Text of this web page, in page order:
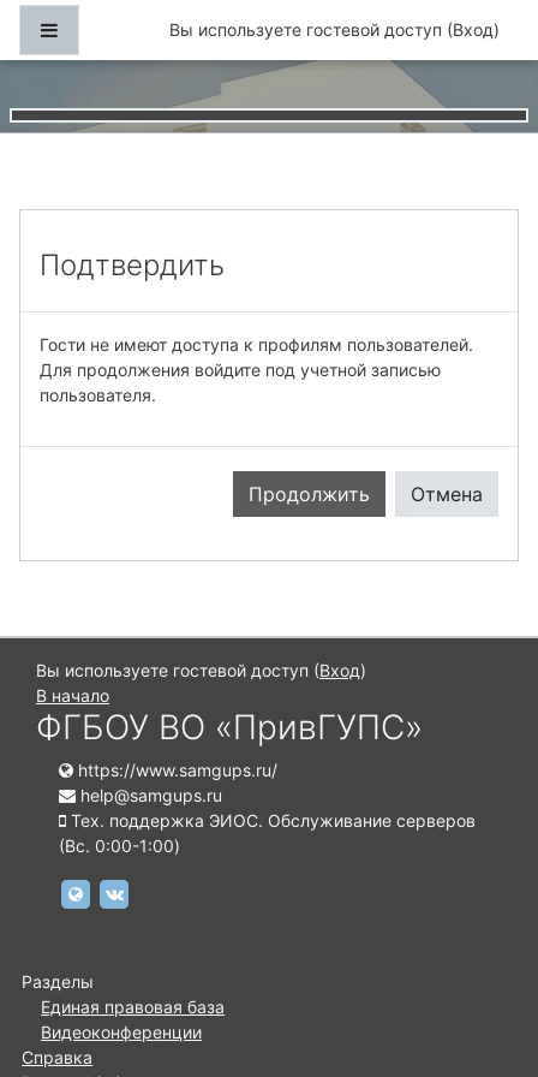
Перейти к основному содержанию
Боковая панельВы используете гостевой доступ (Вход)
Подтвердить
Гости не имеют доступа к профилям пользователей.
Для продолжения войдите под учетной записью
пользователя.
Продолжить Отмена
Вы используете гостевой доступ (Вход)
В начало
ФГБОУ ВО «ПривГУПС»
https://www.samgups.ru/
help@samgups.ru
Тех. поддержка ЭИОС. Обслуживание серверов
(Вc. 0:00-1:00)
https://www.samgups.ru
Разделы
Единая правовая база
Видеоконференции
Справка